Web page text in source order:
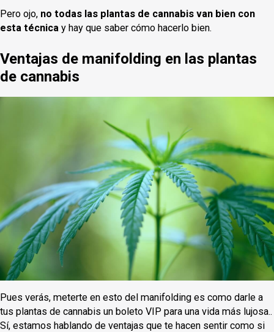
Pero ojo, no todas las plantas de cannabis van bien con
esta técnica y hay que saber cómo hacerlo bien.
Ventajas de manifolding en las plantas
de cannabis
Pues verás, meterte en esto del manifolding es como darle a
tus plantas de cannabis un boleto VIP para una vida más lujosa..
Sí, estamos hablando de ventajas que te hacen sentir como si